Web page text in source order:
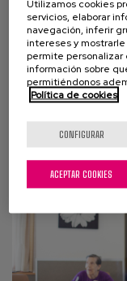
ciudades
En el Día
reflexionar
transformando
Utilizamos cookies
servicios, elaborar
navegación, inferir
intereses y
permite
información sobre
permitiéndonos
Política de cookies
CONFIGURAR
ACEPTAR COOKIES